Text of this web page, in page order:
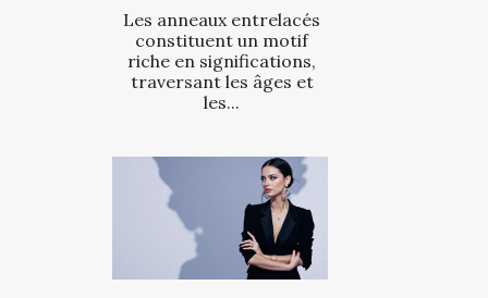
Les anneaux entrelacés
constituent un motif
riche en significations,
traversant les âges et
les...